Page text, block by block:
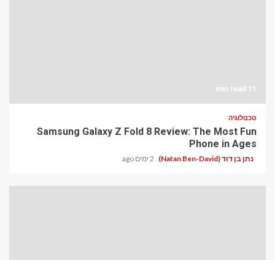
11 min read
טכנולוגיה
Samsung Galaxy Z Fold 8 Review: The Most Fun
Phone in Ages
נתן בן דוד (Natan Ben-David) 2 ימים ago